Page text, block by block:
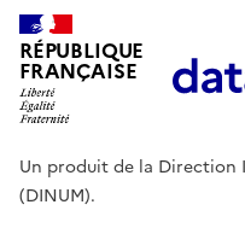
RÉPUBLIQUE
FRANÇAISE
Un produit de la Direction
(DINUM).